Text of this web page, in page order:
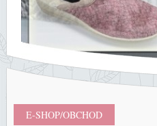
E-SHOP/OBCHOD